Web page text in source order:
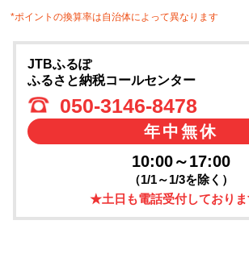
*ポイントの換算率は自治体によって異なります
JTBふるぽ
ふるさと納税コールセンター
050-3146-8478
年中無休
10:00～17:00
（1/1～1/3を除く）
★土日も電話受付しておりま